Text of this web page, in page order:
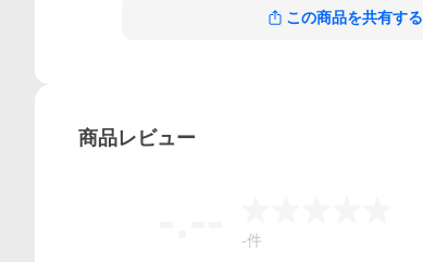
この商品を共有する
商品レビュー
-件